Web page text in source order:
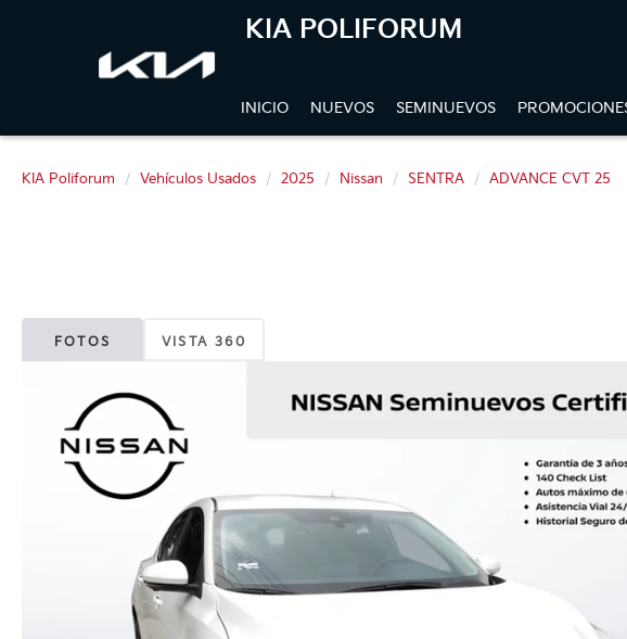
KIA POLIFORUM
INICIO NUEVOS SEMINUEVOS
KIA Poliforum Vehículos Usados 2025 Nissan SENTRA
ADVANCE CVT 25
FOTOS VISTA 360